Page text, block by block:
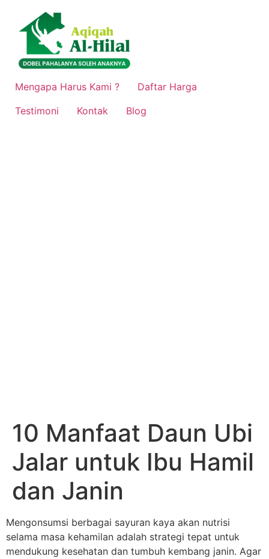
konten
Mengapa Harus Kami ?
Daftar Harga
Testimoni
Kontak Blog
10 Manfaat Daun Ubi
Jalar untuk Ibu Hamil
dan Janin
Mengonsumsi berbagai sayuran kaya akan nutrisi
selama masa kehamilan adalah strategi tepat untuk
mendukung kesehatan dan tumbuh kembang janin. Agar